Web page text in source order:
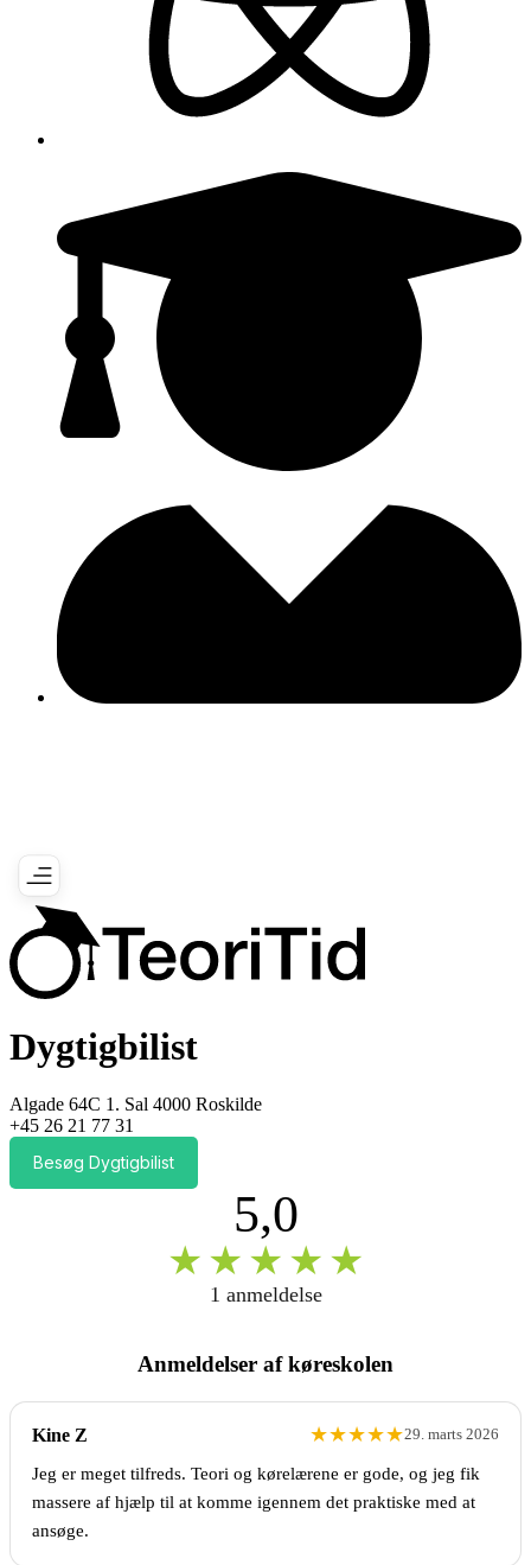
Dygtigbilist
Algade 64C 1. Sal 4000 Roskilde
+45 26 21 77 31
Besøg Dygtigbilist
5,0
★ ★ ★ ★ ★
1 anmeldelse
Anmeldelser af køreskolen
Kine Z ★★★★★29. marts 2026
Jeg er meget tilfreds. Teori og kørelærene er gode, og jeg fik
massere af hjælp til at komme igennem det praktiske med at
ansøge.